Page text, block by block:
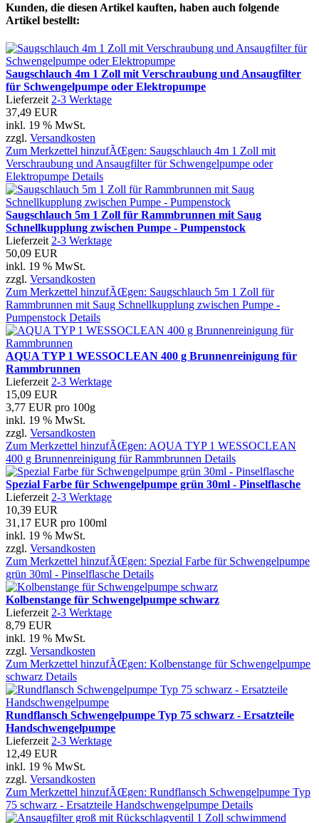
Kunden, die diesen Artikel kauften, haben auch folgende
Artikel bestellt:
Saugschlauch 4m 1 Zoll mit Verschraubung und Ansaugfilter
für Schwengelpumpe oder Elektropumpe
Lieferzeit 2-3 Werktage
37,49 EUR
inkl. 19 % MwSt.
zzgl. Versandkosten
Zum Merkzettel hinzufÃŒgen: Saugschlauch 4m 1 Zoll mit
Verschraubung und Ansaugfilter für Schwengelpumpe oder
Elektropumpe Details
Saugschlauch 5m 1 Zoll für Rammbrunnen mit Saug
Schnellkupplung zwischen Pumpe - Pumpenstock
Lieferzeit 2-3 Werktage
50,09 EUR
inkl. 19 % MwSt.
zzgl. Versandkosten
Zum Merkzettel hinzufÃŒgen: Saugschlauch 5m 1 Zoll für
Rammbrunnen mit Saug Schnellkupplung zwischen Pumpe -
Pumpenstock Details
AQUA TYP 1 WESSOCLEAN 400 g Brunnenreinigung für
Rammbrunnen
Lieferzeit 2-3 Werktage
15,09 EUR
3,77 EUR pro 100g
inkl. 19 % MwSt.
zzgl. Versandkosten
Zum Merkzettel hinzufÃŒgen: AQUA TYP 1 WESSOCLEAN
400 g Brunnenreinigung für Rammbrunnen Details
Spezial Farbe für Schwengelpumpe grün 30ml - Pinselflasche
Lieferzeit 2-3 Werktage
10,39 EUR
31,17 EUR pro 100ml
inkl. 19 % MwSt.
zzgl. Versandkosten
Zum Merkzettel hinzufÃŒgen: Spezial Farbe für Schwengelpumpe
grün 30ml - Pinselflasche Details
Kolbenstange für Schwengelpumpe schwarz
Lieferzeit 2-3 Werktage
8,79 EUR
inkl. 19 % MwSt.
zzgl. Versandkosten
Zum Merkzettel hinzufÃŒgen: Kolbenstange für Schwengelpumpe
schwarz Details
Rundflansch Schwengelpumpe Typ 75 schwarz - Ersatzteile
Handschwengelpumpe
Lieferzeit 2-3 Werktage
12,49 EUR
inkl. 19 % MwSt.
zzgl. Versandkosten
Zum Merkzettel hinzufÃŒgen: Rundflansch Schwengelpumpe Typ
75 schwarz - Ersatzteile Handschwengelpumpe Details